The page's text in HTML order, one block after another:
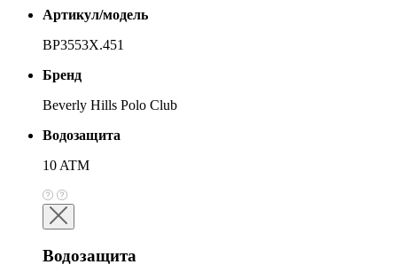
Артикул/модель
BP3553X.451
Бренд
Beverly Hills Polo Club
Водозащита
10 ATM
Водозащита